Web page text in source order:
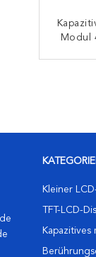
Modul
Kleiner
TFT-LCD-
Kapazitives